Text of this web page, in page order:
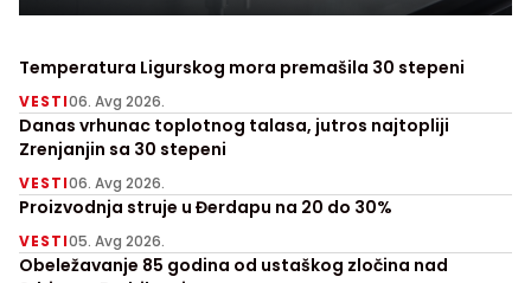
Temperatura Ligurskog mora premašila 30 stepeni
VESTI06. Avg 2026.
Danas vrhunac toplotnog talasa, jutros najtopliji
Zrenjanjin sa 30 stepeni
VESTI06. Avg 2026.
Proizvodnja struje u Đerdapu na 20 do 30%
VESTI05. Avg 2026.
Obeležavanje 85 godina od ustaškog zločina nad